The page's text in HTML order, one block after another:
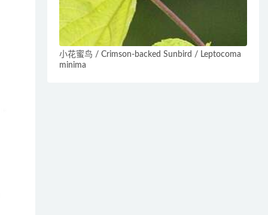
小花蜜鸟 / Crimson-backed Sunbird / Leptocoma
minima